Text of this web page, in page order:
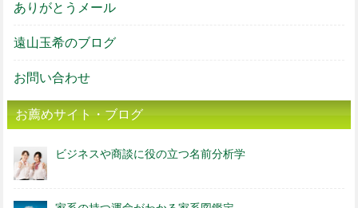
ありがとうメール
遠山玉希のブログ
お問い合わせ
お薦めサイト・ブログ
ビジネスや商談に役の立つ名前分析学